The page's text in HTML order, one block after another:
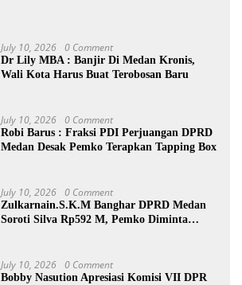
July 10, 2026 0 Comment
Dr Lily MBA : Banjir Di Medan Kronis,
Wali Kota Harus Buat Terobosan Baru
July 10, 2026 0 Comment
Robi Barus : Fraksi PDI Perjuangan DPRD
Medan Desak Pemko Terapkan Tapping Box
July 10, 2026 0 Comment
Zulkarnain.S.K.M Banghar DPRD Medan
Soroti Silva Rp592 M, Pemko Diminta
July 10, 2026 0 Comment
Bobby Nasution Apresiasi Komisi VII DPR